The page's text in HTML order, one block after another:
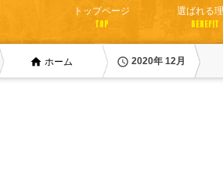
トップページ
TOP
選ばれる
BENEFIT
home ホーム access_time 2020年 12月